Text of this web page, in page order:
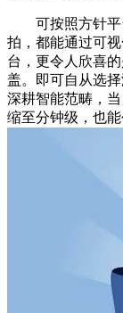
可按照方针平
拍，都能通过可
台，更令人欣喜
盖。即可自从选
深耕智能范畴，
缩至分钟级，也